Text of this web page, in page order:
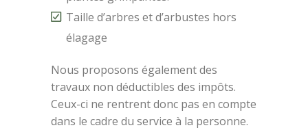
Taille d’arbres et d’arbustes hors
élagage
Nous proposons également des
travaux non déductibles des impôts.
Ceux-ci ne rentrent donc pas en compte
dans le cadre du service à la personne.